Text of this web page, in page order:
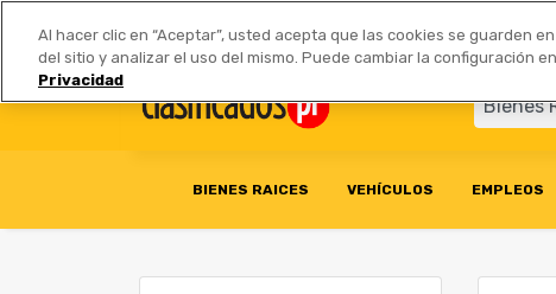
Anúnciate | Tarifas Socios
BIENES RAICES VEHÍCULOS EMPLEOS
Al hacer clic en “Aceptar”, usted acepta que las cookies se guarden
del sitio y analizar el uso del mismo. Puede cambiar la configuración
Privacidad